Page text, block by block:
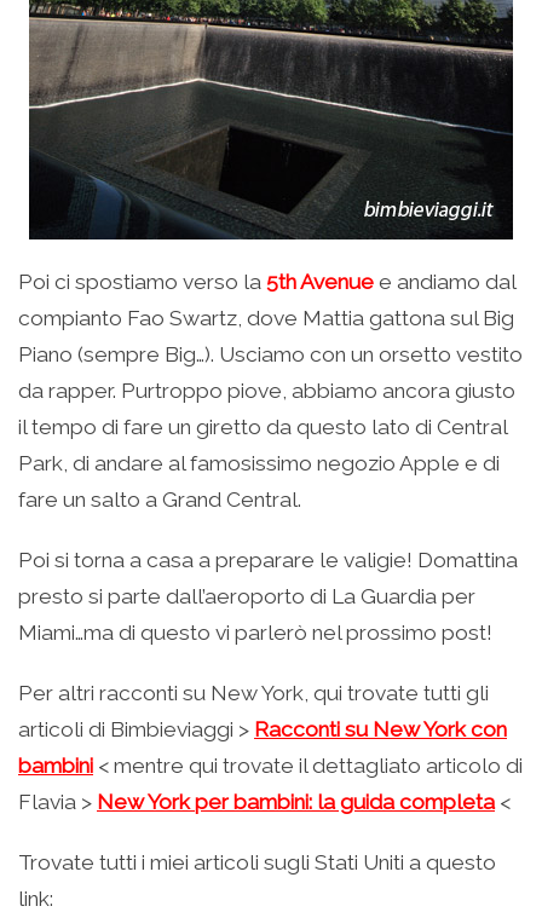
Poi ci spostiamo verso la 5th Avenue e andiamo dal
compianto Fao Swartz, dove Mattia gattona sul Big
Piano (sempre Big…). Usciamo con un orsetto vestito
da rapper. Purtroppo piove, abbiamo ancora giusto
il tempo di fare un giretto da questo lato di Central
Park, di andare al famosissimo negozio Apple e di
fare un salto a Grand Central.
Poi si torna a casa a preparare le valigie! Domattina
presto si parte dall’aeroporto di La Guardia per
Miami…ma di questo vi parlerò nel prossimo post!
Per altri racconti su New York, qui trovate tutti gli
articoli di Bimbieviaggi > Racconti su New York con
bambini < mentre qui trovate il dettagliato articolo di
Flavia > New York per bambini: la guida completa<
Trovate tutti i miei articoli sugli Stati Uniti a questo
link: